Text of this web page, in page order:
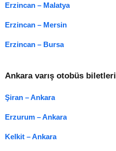
Erzincan – Malatya
Erzincan – Mersin
Erzincan – Bursa
Ankara varış otobüs biletleri
Şiran – Ankara
Erzurum – Ankara
Kelkit – Ankara